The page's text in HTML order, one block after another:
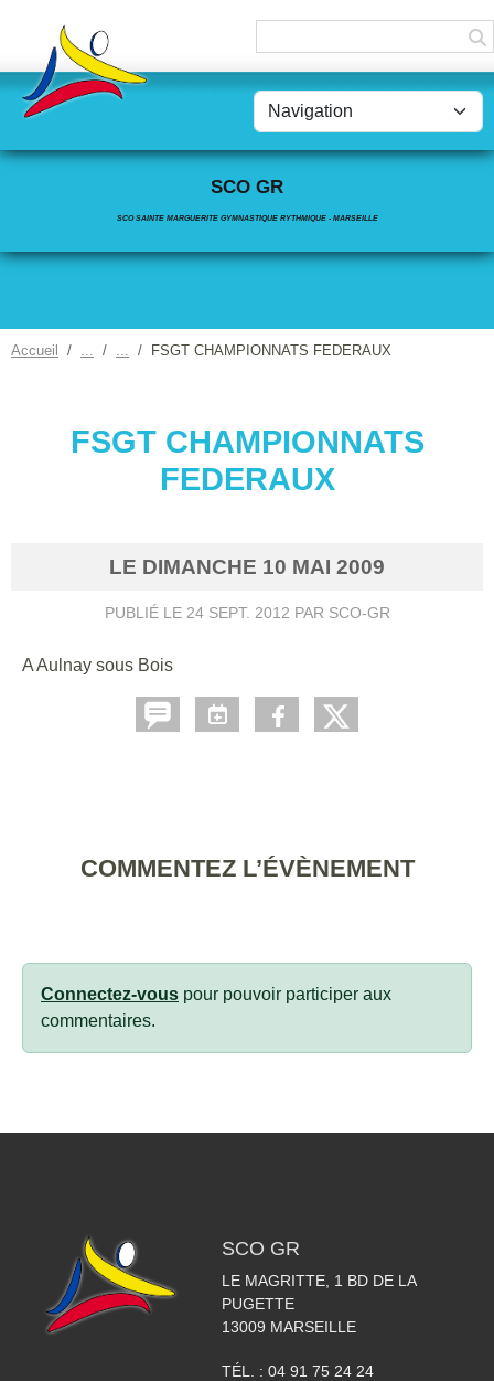
SCO GR
SCO SAINTE MARGUERITE GYMNASTIQUE RYTHMIQUE - MARSEILLE
Accueil FSGT CHAMPIONNATS FEDERAUX
FSGT CHAMPIONNATS
FEDERAUX
LE DIMANCHE 10 MAI 2009
PUBLIÉ LE 24 SEPT. 2012 PAR SCO-GR
A Aulnay sous Bois
COMMENTEZ L’ÉVÈNEMENT
Connectez-vous pour pouvoir participer aux
commentaires.
SCO GR
LE MAGRITTE, 1 BD DE LA
PUGETTE
13009 MARSEILLE
TÉL. : 04 91 75 24 24